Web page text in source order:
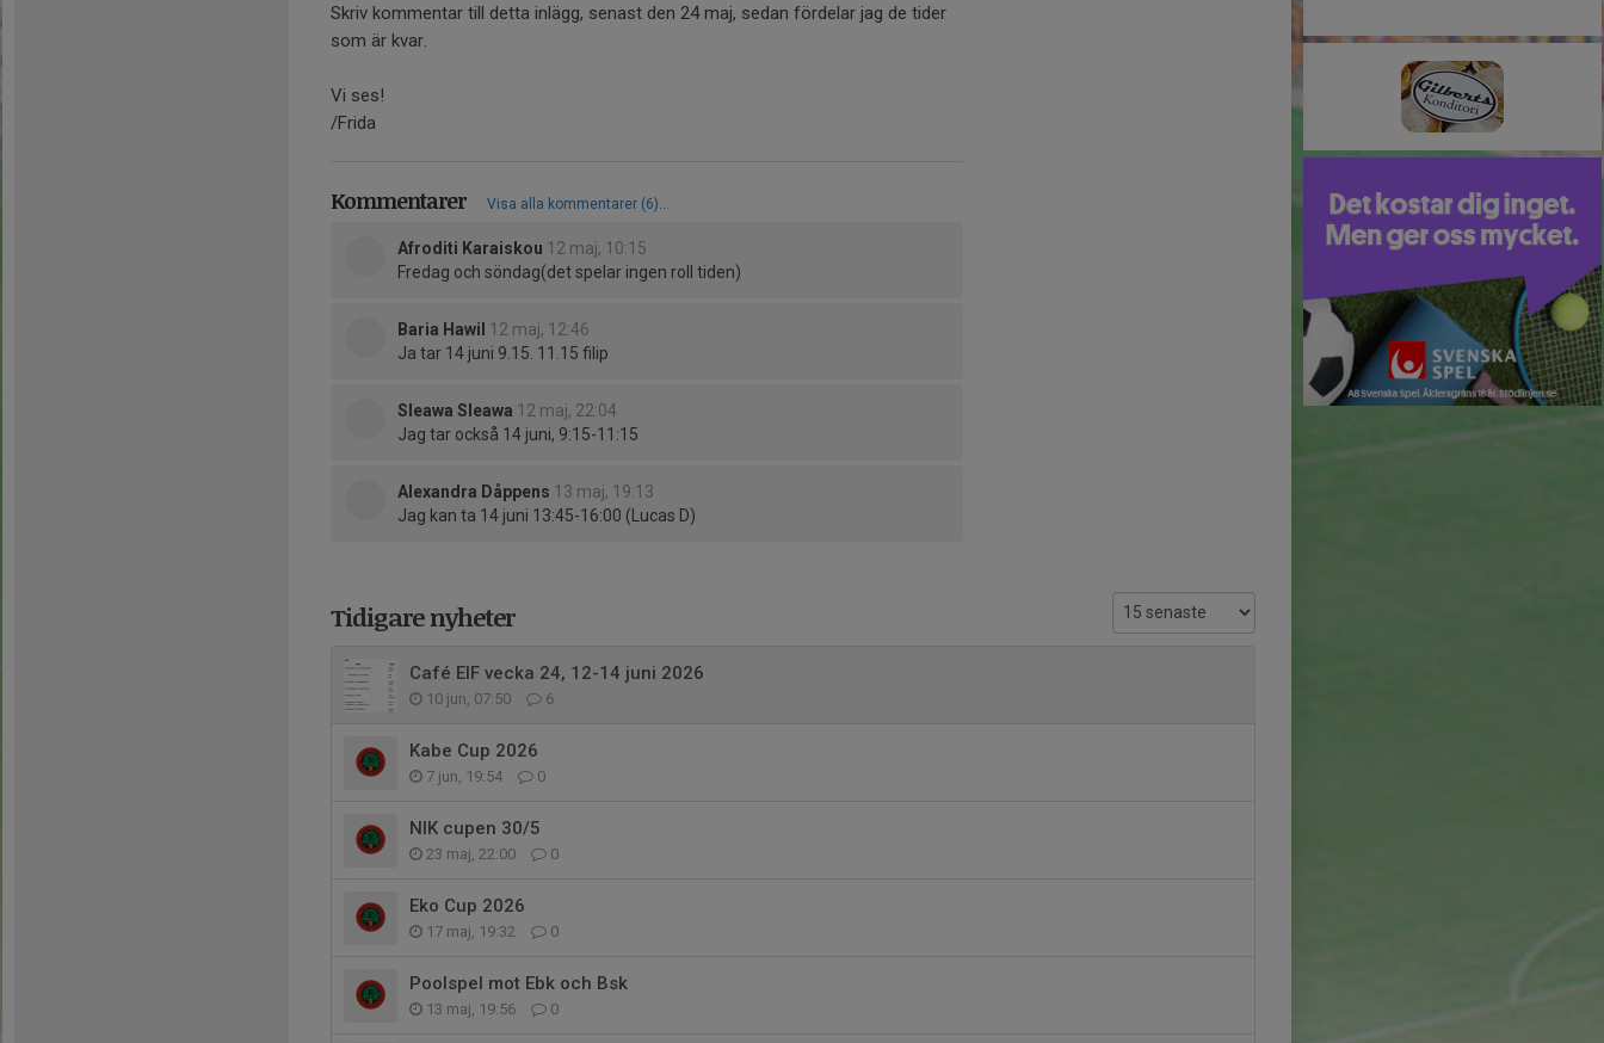
Skriv kommentar till detta inlägg, senast den 24 maj, sedan fördelar jag de tider
som är kvar.
Vi ses!
/Frida
Kommentarer Visa alla kommentarer (6)...
Afroditi Karaiskou 12 maj, 10:15
Fredag och söndag(det spelar ingen roll tiden)
Baria Hawil
12 maj, 12:46
Ja tar 14 juni 9.15. 11.15 filip
Sleawa Sleawa 12 maj, 22:04
Jag tar också 14 juni, 9:15-11:15
Alexandra Dåppens 13 maj, 19:13
Jag kan ta 14 juni 13:45-16:00 (Lucas D)
Tidigare nyheter
Café EIF vecka 24, 12-14 juni 2026
10 jun, 07:50 6
Kabe Cup 2026
7 jun, 19:54 0
NIK cupen 30/5
23 maj, 22:00 0
Eko Cup 2026
17 maj, 19:32 0
Poolspel mot Ebk och Bsk
13 maj, 19:56 0